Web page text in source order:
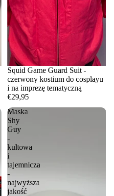
Squid Game Guard Suit -
czerwony kostium do cosplayu
i na imprezę tematyczną
€29,95
Maska
Shy
Guy
-
kultowa
i
tajemnicza
-
najwyższa
jakość